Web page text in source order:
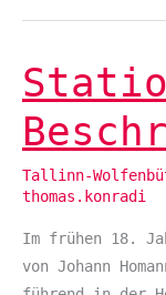
Tallinn-
thomas.konradi
Im frühen 18.
von Johann
Station
8,
Beschreibung